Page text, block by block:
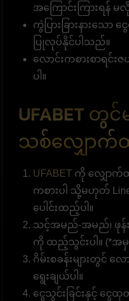
အကြောင်းကြားရန် မ
ကွဲပြားခြားနားသေ
ပြုလုပ်နိုင်ပါသည်။
လောင်းကစားစာရင်း
ပါ။
UFABET
သစ်လျှောက်
UFABET ကို လျှောက်
ကစားပါ သို့မဟုတ်
ပေါင်းထည့်ပါ။
သင့်အမည်-အမည်၊ ဖုန်
ကို ထည့်သွင်းပါ။ (*အ
ဂိမ်းစခန်းများတွင် လေ
ရွေးချယ်ပါ။
ငွေသွင်းခြင်းနှင့် ငွေထုတ်